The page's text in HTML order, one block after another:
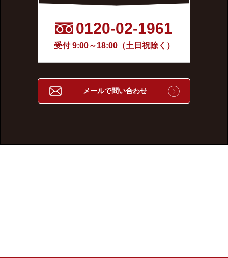
0120-02-1961
受付 9:00～18:00（土日祝除く）
メールで問い合わせ